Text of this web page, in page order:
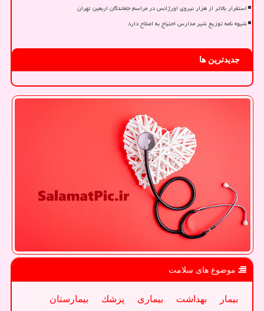
استقرار بالاتر از هزار نیروی اورژانس در مراسم جاماندگان اربعین تهران
شیوه نامه توزیع شیر مدارس احتیاج به اصلاح دارد
جدیدترین ها
موضوع های سلامت
بیمار بهداشت بیماری پزشك
بیمارستان